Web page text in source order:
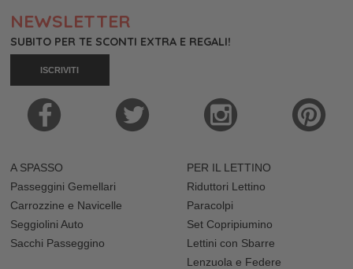
NEWSLETTER
SUBITO PER TE SCONTI EXTRA E REGALI!
ISCRIVITI
A SPASSO
Passeggini Gemellari
Carrozzine e Navicelle
Seggiolini Auto
Sacchi Passeggino
PER IL LETTINO
Riduttori Lettino
Paracolpi
Set Copripiumino
Lettini con Sbarre
Lenzuola e Federe